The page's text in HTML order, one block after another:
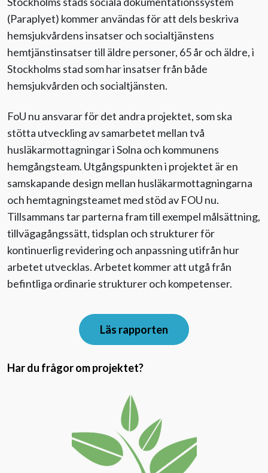
(Paraplyet) kommer användas för att dels beskriva
hemsjukvårdens insatser och socialtjänstens
hemtjänstinsatser till äldre personer, 65 år och äldre, i
Stockholms stad som har insatser från både
hemsjukvården och socialtjänsten.
FoU nu ansvarar för det andra projektet, som ska
stötta utveckling av samarbetet mellan två
husläkarmottagningar i Solna och kommunens
hemgångsteam. Utgångspunkten i projektet är en
samskapande design mellan husläkarmottagningarna
och hemtagningsteamet med stöd av FOU nu.
Tillsammans tar parterna fram till exempel målsättning,
tillvägagångssätt, tidsplan och strukturer för
kontinuerlig revidering och anpassning utifrån hur
arbetet utvecklas. Arbetet kommer att utgå från
befintliga ordinarie strukturer och kompetenser.
Läs rapporten
Har du frågor om projektet?